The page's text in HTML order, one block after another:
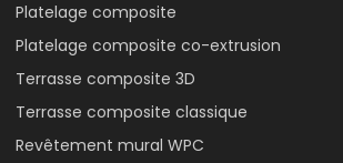
Platelage composite
Platelage composite co-extrusion
Terrasse composite 3D
Terrasse composite classique
Revêtement mural WPC